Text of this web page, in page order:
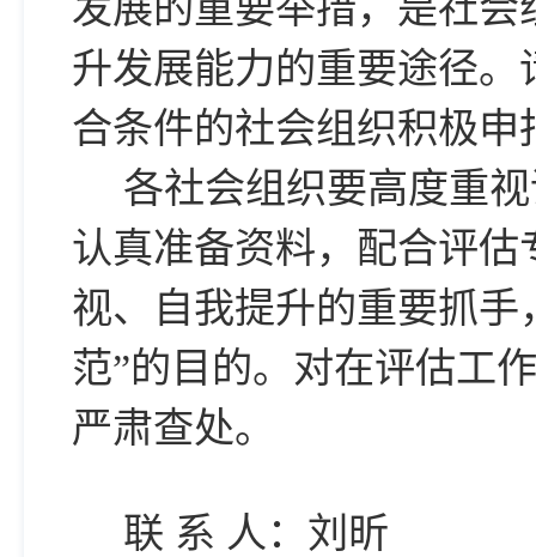
发展的重要举措，是社
升发展能力的重要途径
合条件的社会组织积极申
各社会组织要高度重
认真准备资料，配合评
视、自我提升的重要抓
范”的目的。对在评估工
严肃查处。
联 系 人：刘昕